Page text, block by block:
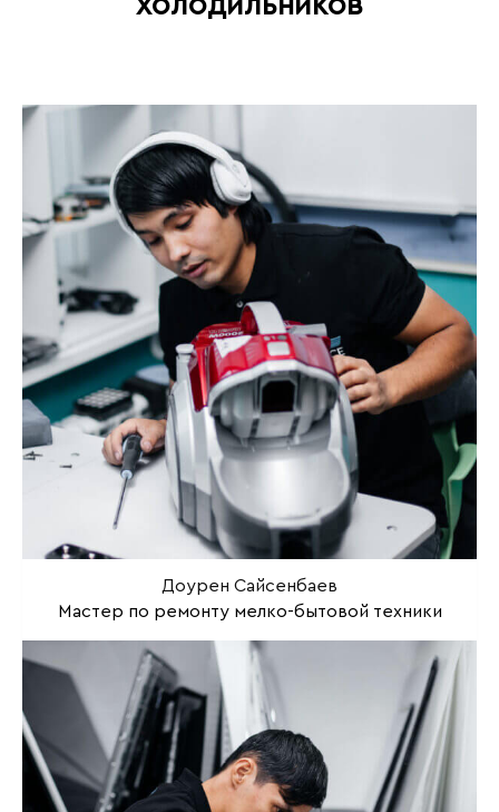
Доурен Сайсенбаев
Мастер по ремонту мелко-бытовой техники